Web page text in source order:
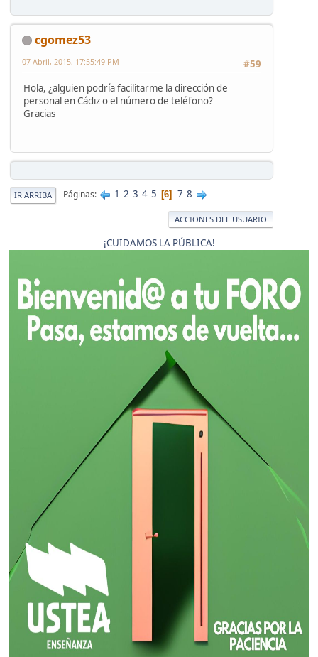
cgomez53
#59
07 Abril, 2015, 17:55:49 PM
Hola, ¿alguien podría facilitarme la dirección de
personal en Cádiz o el número de teléfono?
Gracias
IR ARRIBA Páginas 1 2 3 4 5 6 7 8
ACCIONES DEL USUARIO
¡CUIDAMOS LA PÚBLICA!